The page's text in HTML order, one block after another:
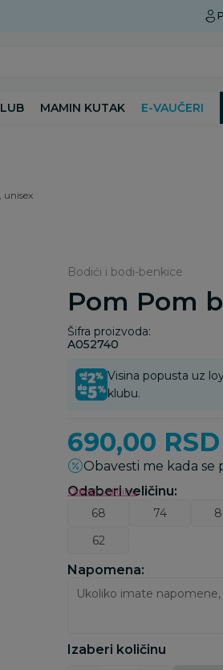
MAMIN KUTAK E-VAUČERI
unisex
Bodići i bodi-benkice
Pom Pom
Šifra proizvoda:
A052740
Visina popusta uz
klubu.
690,00 RSD
Obavesti me kada se
Odaberi veličinu:
Odredi veličinu
68 74
62
Napomena:
Izaberi količinu